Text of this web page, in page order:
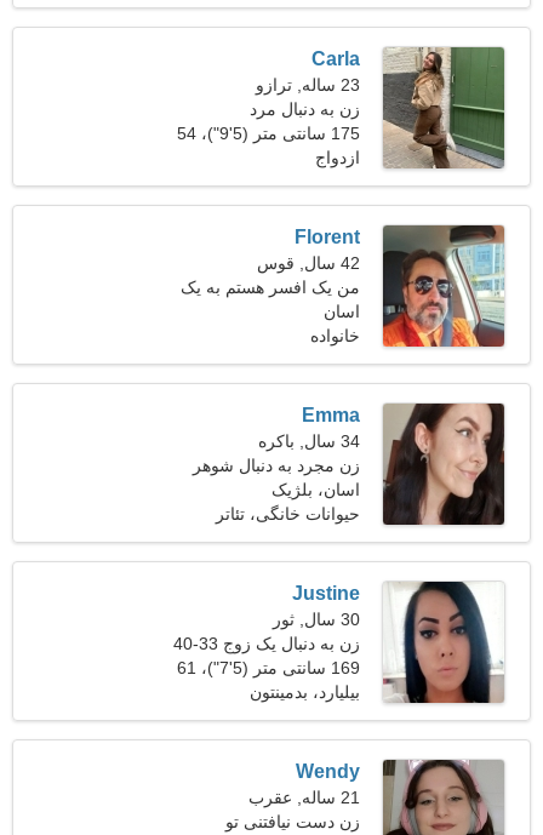
Carla
23 ساله, ترازو
زن به دنبال مرد
175 سانتی متر (5'9")، 54
کیلوگرم (119 پوند)
ازدواج
Florent
42 سال, قوس
من یک افسر هستم به یک
خانم شیک پوش نیاز دارم
اسان
خانواده
Emma
34 سال, باکره
زن مجرد به دنبال شوهر
اسان، بلژیک
حیوانات خانگی، تئاتر
Justine
30 سال, ثور
زن به دنبال یک زوج 33-40
169 سانتی متر (5'7")، 61
کیلوگرم (134 پوند)
بیلیارد، بدمینتون
Wendy
21 ساله, عقرب
زن دست نیافتنی تو